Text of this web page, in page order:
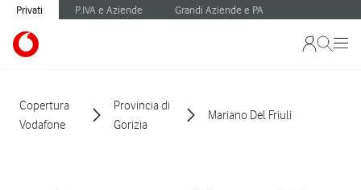
Privati P.IVA e Aziende Grandi Aziende e PA
Copertura
Vodafone
Provincia di
Gorizia
Mariano Del Friuli